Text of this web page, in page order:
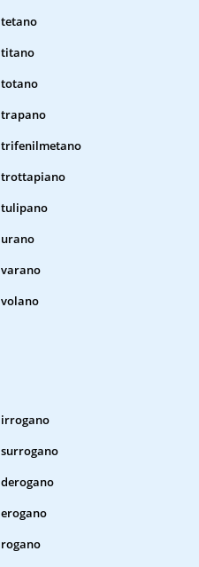
tetano
titano
totano
trapano
trifenilmetano
trottapiano
tulipano
urano
varano
volano
irrogano
surrogano
derogano
erogano
rogano